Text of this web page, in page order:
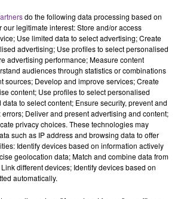
HORAN FRERO DELAVEGA
Ton Visage
14h13
14h13
do the following data processing based on
our legitimate interest: Store and/or access
Use limited data to select advertising; Create
advertising; Use profiles to select personalised
advertising performance; Measure content
audiences through statistics or combinations
sources; Develop and improve services; Create
content; Use profiles to select personalised
to select content; Ensure security, prevent and
errors; Deliver and present advertising and content;
privacy choices. These technologies may
such as IP address and browsing data to offer
Identify devices based on information actively
geolocation data; Match and combine data from
different devices; Identify devices based on
automatically.